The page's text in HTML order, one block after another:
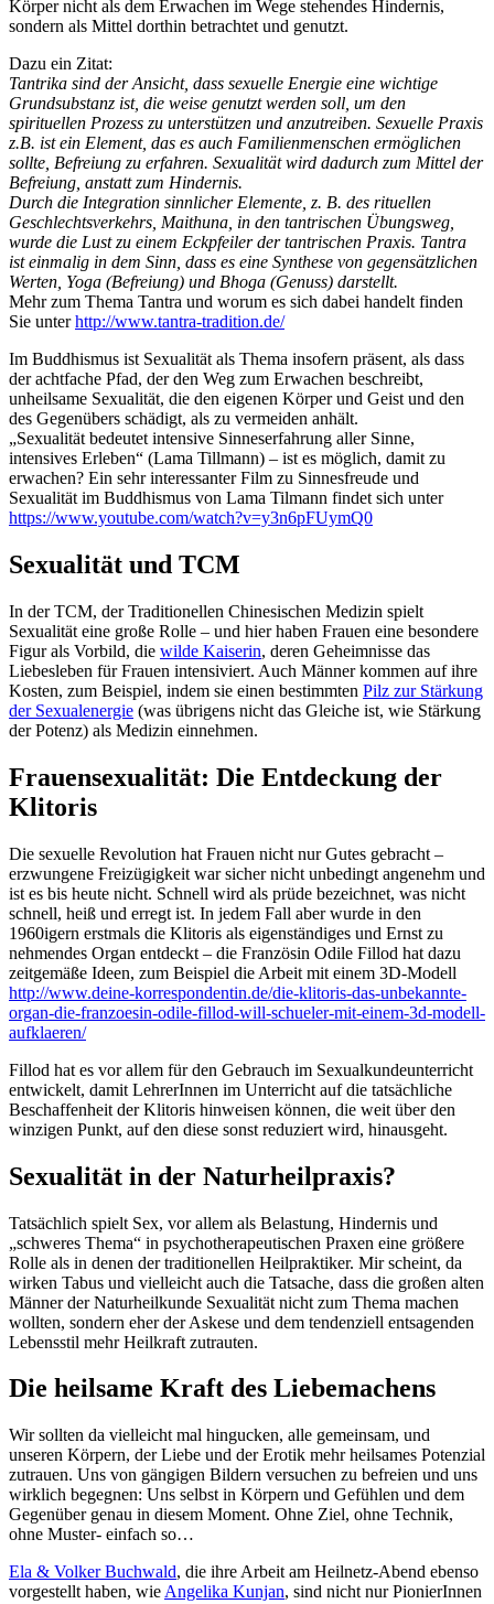
Körper nicht als dem Erwachen im Wege stehendes Hindernis,
sondern als Mittel dorthin betrachtet und genutzt.
Dazu ein Zitat:
Tantrika sind der Ansicht, dass sexuelle Energie eine wichtige
Grundsubstanz ist, die weise genutzt werden soll, um den
spirituellen Prozess zu unterstützen und anzutreiben. Sexuelle Praxis
z.B. ist ein Element, das es auch Familienmenschen ermöglichen
sollte, Befreiung zu erfahren. Sexualität wird dadurch zum Mittel der
Befreiung, anstatt zum Hindernis.
Durch die Integration sinnlicher Elemente, z. B. des rituellen
Geschlechtsverkehrs, Maithuna, in den tantrischen Übungsweg,
wurde die Lust zu einem Eckpfeiler der tantrischen Praxis. Tantra
ist einmalig in dem Sinn, dass es eine Synthese von gegensätzlichen
Werten, Yoga (Befreiung) und Bhoga (Genuss) darstellt.
Mehr zum Thema Tantra und worum es sich dabei handelt finden
Sie unterhttp://www.tantra-tradition.de/
Im Buddhismus ist Sexualität als Thema insofern präsent, als dass
der achtfache Pfad, der den Weg zum Erwachen beschreibt,
unheilsame Sexualität, die den eigenen Körper und Geist und den
des Gegenübers schädigt, als zu vermeiden anhält.
„Sexualität bedeutet intensive Sinneserfahrung aller Sinne,
intensives Erleben“ (Lama Tillmann) – ist es möglich, damit zu
erwachen? Ein sehr interessanter Film zu Sinnesfreude und
Sexualität im Buddhismus von Lama Tilmann findet sich unter
https://www.youtube.com/watch?v=y3n6pFUymQ0
Sexualität und TCM
In der TCM, der Traditionellen Chinesischen Medizin spielt
Sexualität eine große Rolle – und hier haben Frauen eine besondere
Figur als Vorbild, die wilde Kaiserin, deren Geheimnisse das
Liebesleben für Frauen intensiviert. Auch Männer kommen auf ihre
Kosten, zum Beispiel, indem sie einen bestimmten Pilz zur Stärkung
der Sexualenergie (was übrigens nicht das Gleiche ist, wie Stärkung
der Potenz) als Medizin einnehmen.
Frauensexualität: Die Entdeckung der
Klitoris
Die sexuelle Revolution hat Frauen nicht nur Gutes gebracht –
erzwungene Freizügigkeit war sicher nicht unbedingt angenehm und
ist es bis heute nicht. Schnell wird als prüde bezeichnet, was nicht
schnell, heiß und erregt ist. In jedem Fall aber wurde in den
1960igern erstmals die Klitoris als eigenständiges und Ernst zu
nehmendes Organ entdeckt – die Französin Odile Fillod hat dazu
zeitgemäße Ideen, zum Beispiel die Arbeit mit einem 3D-Modell
http://www.deine-korrespondentin.de/die-klitoris-das-unbekannte-
organ-die-franzoesin-odile-fillod-will-schueler-mit-einem-3d-modell-
aufklaeren/
Fillod hat es vor allem für den Gebrauch im Sexualkundeunterricht
entwickelt, damit LehrerInnen im Unterricht auf die tatsächliche
Beschaffenheit der Klitoris hinweisen können, die weit über den
winzigen Punkt, auf den diese sonst reduziert wird, hinausgeht.
Sexualität in der Naturheilpraxis?
Tatsächlich spielt Sex, vor allem als Belastung, Hindernis und
„schweres Thema“ in psychotherapeutischen Praxen eine größere
Rolle als in denen der traditionellen Heilpraktiker. Mir scheint, da
wirken Tabus und vielleicht auch die Tatsache, dass die großen alten
Männer der Naturheilkunde Sexualität nicht zum Thema machen
wollten, sondern eher der Askese und dem tendenziell entsagenden
Lebensstil mehr Heilkraft zutrauten.
Die heilsame Kraft des Liebemachens
Wir sollten da vielleicht mal hingucken, alle gemeinsam, und
unseren Körpern, der Liebe und der Erotik mehr heilsames Potenzial
zutrauen. Uns von gängigen Bildern versuchen zu befreien und uns
wirklich begegnen: Uns selbst in Körpern und Gefühlen und dem
Gegenüber genau in diesem Moment. Ohne Ziel, ohne Technik,
ohne Muster- einfach so…
Ela & Volker Buchwald, die ihre Arbeit am Heilnetz-Abend ebenso
vorgestellt haben, wie Angelika Kunjan, sind nicht nur PionierInnen